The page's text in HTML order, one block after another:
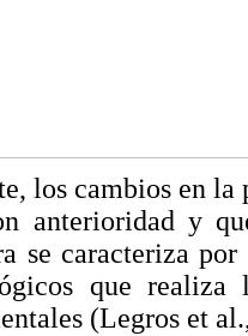
los cambios en
anterioridad y
se caracteriza
que
(Legros et